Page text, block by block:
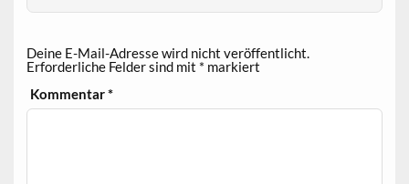
Deine E-Mail-Adresse wird nicht veröffentlicht.
Erforderliche Felder sind mit * markiert
Kommentar*